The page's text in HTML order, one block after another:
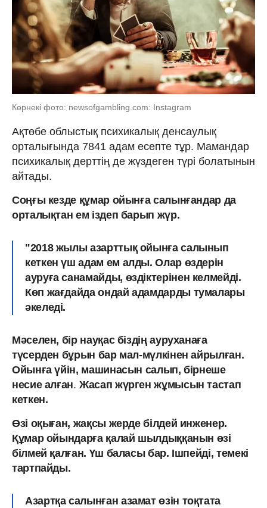
Көрнекі фото: newsofgambling.com: Instagram
Ақтөбе облыстық психикалық денсаулық
орталығында 7841 адам есепте тұр. Мамандар
психикалық дерттің де жүздеген түрі болатынын
айтады.
Соңғы кезде құмар ойынға салынғандар да
орталықтан ем іздеп барып жүр.
"2018 жылы азарттық ойынға салынып
кеткен үш адам ем алды. Олар өздерін
ауруға санамайды, өздіктерінен келмейді.
Көп жағдайда ондай адамдарды тумалары
әкеледі.
Мәселен, бір науқас біздің ауруханаға
түсерден бұрын бар мал-мүлкінен айрылған.
Ойынға үйін, машинасын салып, бірнеше
несие алған.Жасап жүрген жұмысын тастап
кеткен.
Өзі оқыған, жақсы жерде білдей инженер.
Құмар ойындарға қалай шылдыққанын өзі
білмей қалған. Үш баласы бар. Ішпейді, темекі
тартпайды.
Азартқа салынған азамат өзін тоқтата